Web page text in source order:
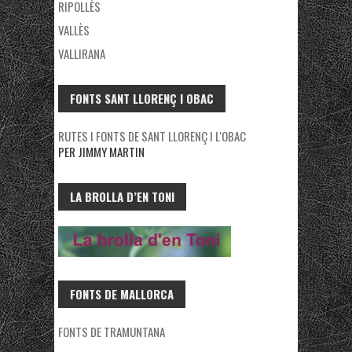
RIPOLLÈS
VALLÈS
VALLIRANA
FONTS SANT LLORENÇ I OBAC
RUTES I FONTS DE SANT LLORENÇ I L'OBAC
PER JIMMY MARTIN
LA BROLLA D’EN TONI
FONTS DE MALLORCA
FONTS DE TRAMUNTANA